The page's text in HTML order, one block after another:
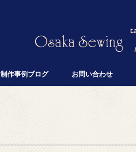
制作事例ブログ お問い合わせ